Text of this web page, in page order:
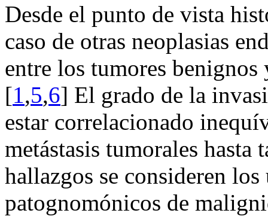
Desde el punto de vista
caso de otras neoplasias
entre los tumores
[1,5,6] El grado de la
estar correlacionado
metástasis tumorales hasta
hallazgos se consideren
patognomónicos de